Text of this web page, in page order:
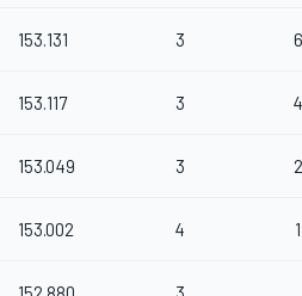
153.131 3 6
153.117 3 4
153.049 3 2
153.002 4 1